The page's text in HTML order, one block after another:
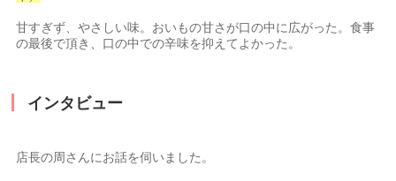
甘すぎず、やさしい味。おいもの甘さが口の中に広がった。食事
の最後で頂き、口の中での辛味を抑えてよかった。
インタビュー
店長の周さんにお話を伺いました。